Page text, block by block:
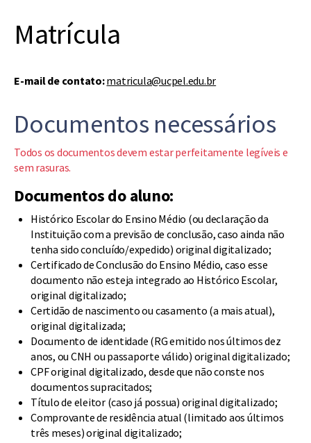
Matrícula
E-mail de contato:matricula@ucpel.edu.br
Documentos necessários
Todos os documentos devem estar perfeitamente legíveis e
sem rasuras.
Documentos do aluno:
Histórico Escolar do Ensino Médio (ou declaração da
Instituição com a previsão de conclusão, caso ainda não
tenha sido concluído/expedido) original digitalizado;
Certificado de Conclusão do Ensino Médio, caso esse
documento não esteja integrado ao Histórico Escolar,
original digitalizado;
Certidão de nascimento ou casamento (a mais atual),
original digitalizada;
Documento de identidade (RG emitido nos últimos dez
anos, ou CNH ou passaporte válido) original digitalizado;
CPF original digitalizado, desde que não conste nos
documentos supracitados;
Título de eleitor (caso já possua) original digitalizado;
Comprovante de residência atual (limitado aos últimos
três meses) original digitalizado;